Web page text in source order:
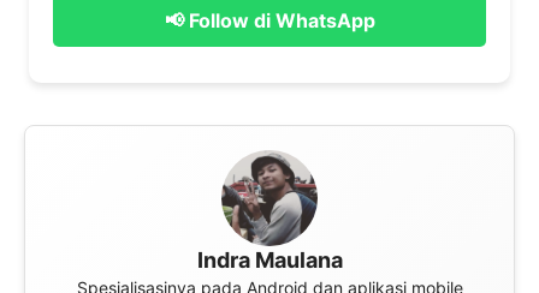
📢 Follow di WhatsApp
Indra Maulana
Spesialisasinya pada Android dan aplikasi mobile